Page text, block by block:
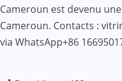
Cameroun est devenu
Cameroun. Contacts :
via WhatsApp+86